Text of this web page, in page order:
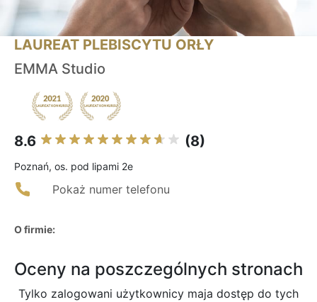
LAUREAT PLEBISCYTU ORŁY
EMMA Studio
8.6 (8)
Poznań, os. pod lipami 2e
Pokaż numer telefonu
O firmie:
Oceny na poszczególnych stronach
Tylko zalogowani użytkownicy maja dostęp do tych